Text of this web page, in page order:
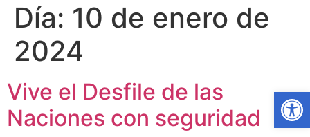
Día: 10 de enero de
2024
Vive el Desfile de las
Naciones con seguridad